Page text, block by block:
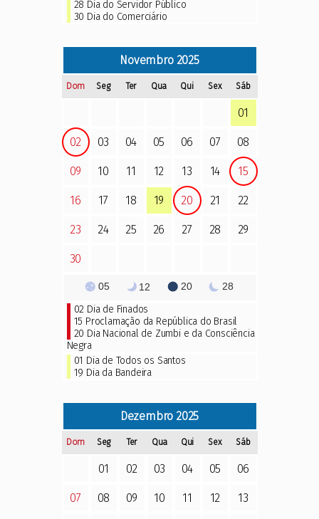
28 Dia do Servidor Público
30 Dia do Comerciário
Novembro2025
Dom Seg Ter Qua Qui Sex Sáb
01
02 03 04 05 06 07 08
09 10 11 12 13 14 15
16 17 18 19 20 21 22
23 24 25 26 27 28 29
30
05 12 20 28
02 Dia de Finados
15 Proclamação da República do Brasil
20 Dia Nacional de Zumbi e da Consciência
Negra
01 Dia de Todos os Santos
19 Dia da Bandeira
Dezembro 2025
Dom Seg Ter Qua Qui Sex Sáb
01 02 03 04 05 06
07 08 09 10 11 12 13